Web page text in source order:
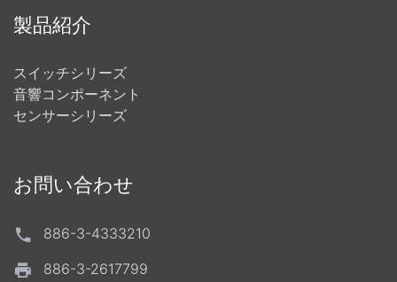
製品紹介
スイッチシリーズ
音響コンポーネント
センサーシリーズ
お問い合わせ
886-3-4333210
886-3-2617799